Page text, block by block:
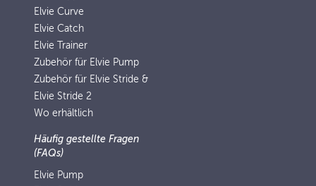
Elvie Curve
Elvie Catch
Elvie Trainer
Zubehör für Elvie Pump
Zubehör für Elvie Stride &
Elvie Stride 2
Wo erhältlich
Häufig gestellte Fragen
(FAQs)
Elvie Pump